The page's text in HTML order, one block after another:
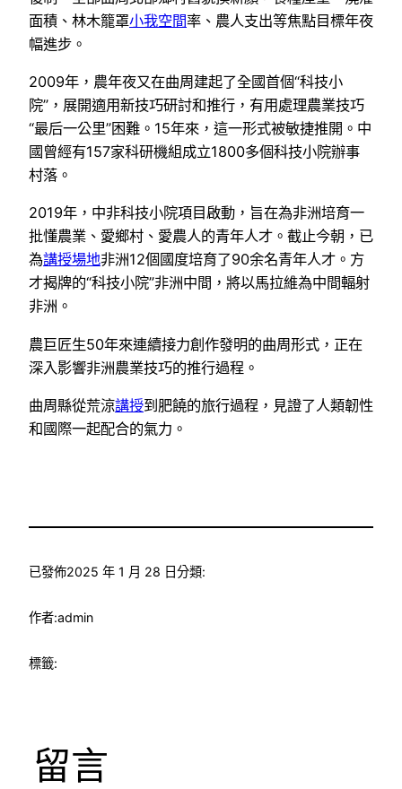
面積、林木籠罩小我空間率、農人支出等焦點目標年夜
幅進步。
2009年，農年夜又在曲周建起了全國首個“科技小
院”，展開適用新技巧研討和推行，有用處理農業技巧
“最后一公里”困難。15年來，這一形式被敏捷推開。中
國曾經有157家科研機組成立1800多個科技小院辦事
村落。
2019年，中非科技小院項目啟動，旨在為非洲培育一
批懂農業、愛鄉村、愛農人的青年人才。截止今朝，已
為講授場地非洲12個國度培育了90余名青年人才。方
才揭牌的“科技小院”非洲中間，將以馬拉維為中間輻射
非洲。
農巨匠生50年來連續接力創作發明的曲周形式，正在
深入影響非洲農業技巧的推行過程。
曲周縣從荒涼講授到肥饒的旅行過程，見證了人類韌性
和國際一起配合的氣力。
已發佈2025 年 1 月 28 日分類:
作者:admin
標籤:
留言